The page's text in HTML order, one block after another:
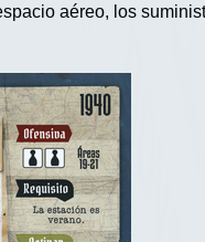
aéreo, los